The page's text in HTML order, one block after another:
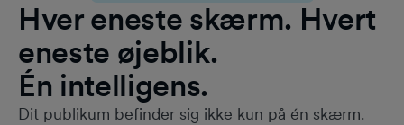
Hver eneste skærm. Hvert
eneste øjeblik.
Én intelligens.
Dit publikum befinder sig ikke kun på én skærm.